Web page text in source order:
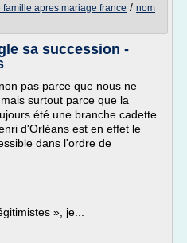
famille apres mariage france / nom
sa succession -
pas parce que nous ne
surtout parce que la
été une branche cadette
d'Orléans est en effet le
dans l'ordre de
», je...